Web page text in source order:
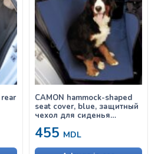
CAMON hammock-shaped
seat cover, blue, защитный
чехол для сиденья
455 MDL